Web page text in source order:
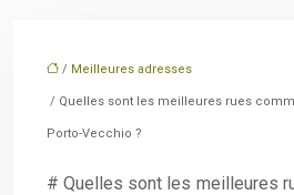
/ Meilleures adresses
/ Quelles sont les meilleures rues
Porto-Vecchio ?
# Quelles sont les meilleures